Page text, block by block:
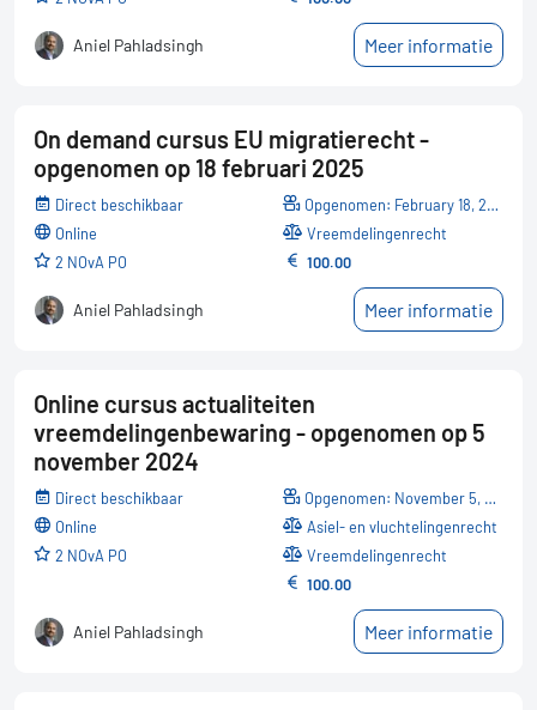
Aniel Pahladsingh Meer informatie
On demand cursus EU migratierecht -
opgenomen op 18 februari 2025
Direct beschikbaar
online
2 NOvA PO
Opgenomen: February 18, 2025
Vreemdelingenrecht
100.00
Aniel Pahladsingh Meer informatie
Online cursus actualiteiten
vreemdelingenbewaring - opgenomen op 5
november 2024
Direct beschikbaar
online
2 NOvA PO
Opgenomen: November 5, 2024
Asiel- en vluchtelingenrecht
Vreemdelingenrecht
100.00
Aniel Pahladsingh Meer informatie